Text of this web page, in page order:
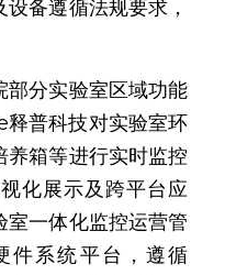
备遵循法规要求，
部分实验室区域功能
普科技对实验室环
养箱等进行实时监控
化展示及跨平台应
室一体化监控运营管
件系统平台，遵循